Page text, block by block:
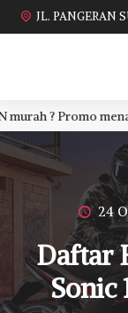
JL. PANGERAN SUTAJAYA HULUBANTENG LOR PABUARAN
HONDA
DAFTAR HARGA
BROSUR
PROMO
DEALER KAMI
? Promo
24
Daftar
Sonic